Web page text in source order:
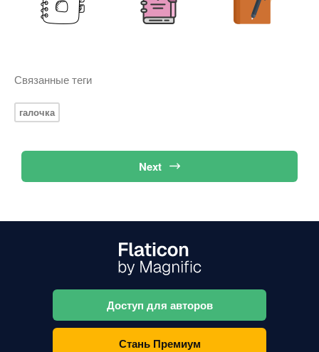
Связанные теги
галочка
Next
Доступ для авторов
Стань Премиум